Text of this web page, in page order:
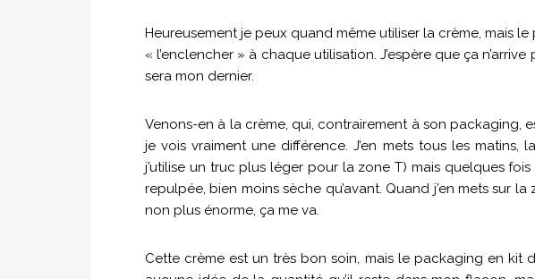
Heureusement je peux quand même utiliser la crème, mais le
« l’enclencher » à chaque utilisation. J’espère que ça
sera mon dernier.
Venons-en à la crème, qui, contrairement à son packaging,
je vois vraiment une différence. J’en mets tous les
j’utilise un truc plus léger pour la zone T) mais quelques
repulpée, bien moins sèche qu’avant. Quand j’en mets sur
non plus énorme, ça me va.
Cette crème est un très bon soin, mais le packaging en kit